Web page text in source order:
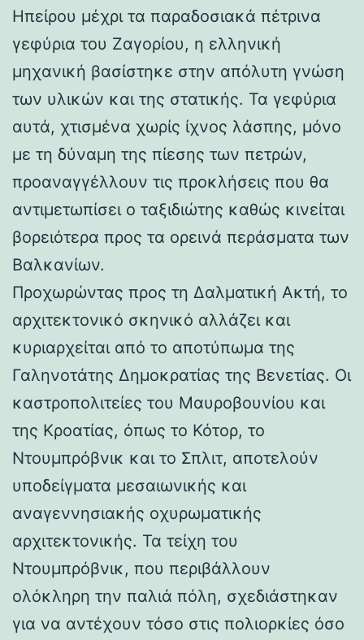
Ηπείρου μέχρι τα παραδοσιακά πέτρινα
γεφύρια του Ζαγορίου, η ελληνική
μηχανική βασίστηκε στην απόλυτη γνώση
των υλικών και της στατικής. Τα γεφύρια
αυτά, χτισμένα χωρίς ίχνος λάσπης, μόνο
με τη δύναμη της πίεσης των πετρών,
προαναγγέλλουν τις προκλήσεις που θα
αντιμετωπίσει ο ταξιδιώτης καθώς κινείται
βορειότερα προς τα ορεινά περάσματα των
Βαλκανίων.
Προχωρώντας προς τη Δαλματική Ακτή, το
αρχιτεκτονικό σκηνικό αλλάζει και
κυριαρχείται από το αποτύπωμα της
Γαληνοτάτης Δημοκρατίας της Βενετίας. Οι
καστροπολιτείες του Μαυροβουνίου και
της Κροατίας, όπως το Κότορ, το
Ντουμπρόβνικ και το Σπλιτ, αποτελούν
υποδείγματα μεσαιωνικής και
αναγεννησιακής οχυρωματικής
αρχιτεκτονικής. Τα τείχη του
Ντουμπρόβνικ, που περιβάλλουν
ολόκληρη την παλιά πόλη, σχεδιάστηκαν
για να αντέχουν τόσο στις πολιορκίες όσο